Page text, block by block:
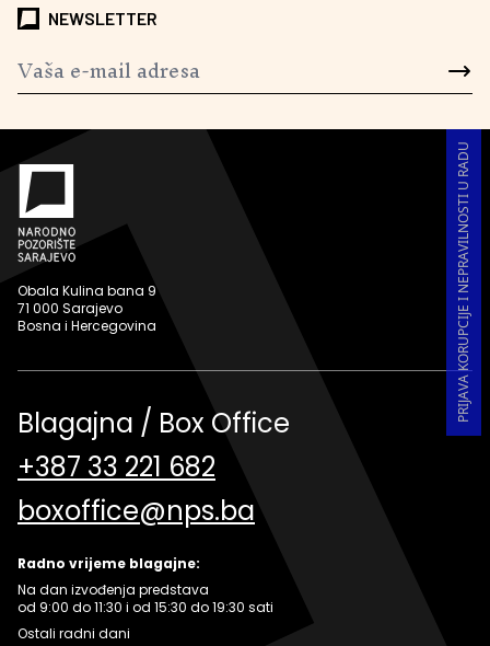
NEWSLETTER
PRIJAVA KORUPCIJE I NEPRAVILNOSTI U RADU
Obala Kulina bana 9
71 000 Sarajevo
Bosna i Hercegovina
Blagajna / Box Office
+387 33 221 682
boxoffice@nps.ba
Radno vrijeme blagajne:
Na dan izvođenja predstava
od 9:00 do 11:30 i od 15:30 do 19:30 sati
Ostali radni dani